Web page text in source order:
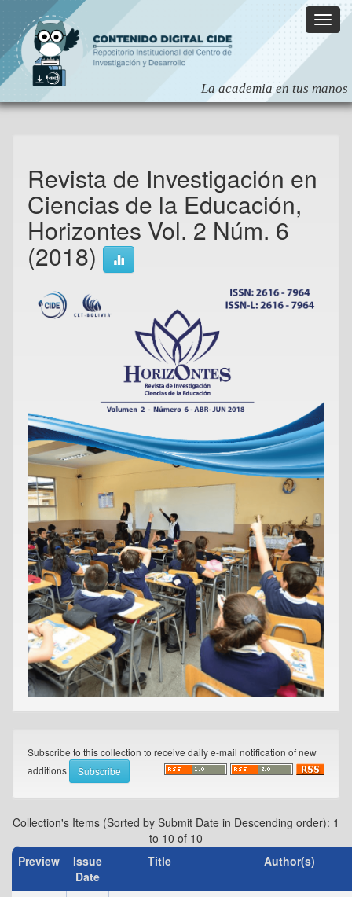
navigation
Revista de Investigación en
Ciencias de la Educación,
Horizontes Vol. 2 Núm. 6
(2018)
Subscribe to this collection to receive daily e-mail notification of new
additions
Collection's Items (Sorted by Submit Date in Descending order): 1
to 10 of 10
Preview
Issue
Date
Title Author(s)